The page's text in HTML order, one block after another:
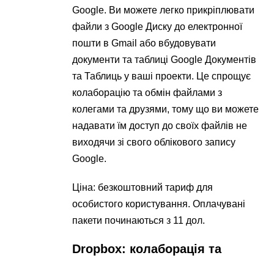
Google. Ви можете легко прикріплювати
файли з Google Диску до електронної
пошти в Gmail або вбудовувати
документи та таблиці Google Документів
та Таблиць у ваші проекти. Це спрощує
колаборацію та обмін файлами з
колегами та друзями, тому що ви можете
надавати їм доступ до своїх файлів не
виходячи зі свого облікового запису
Google.
Ціна: безкоштовний тариф для
особистого користування. Оплачувані
пакети починаються з 11 дол.
Dropbox: колаборація та